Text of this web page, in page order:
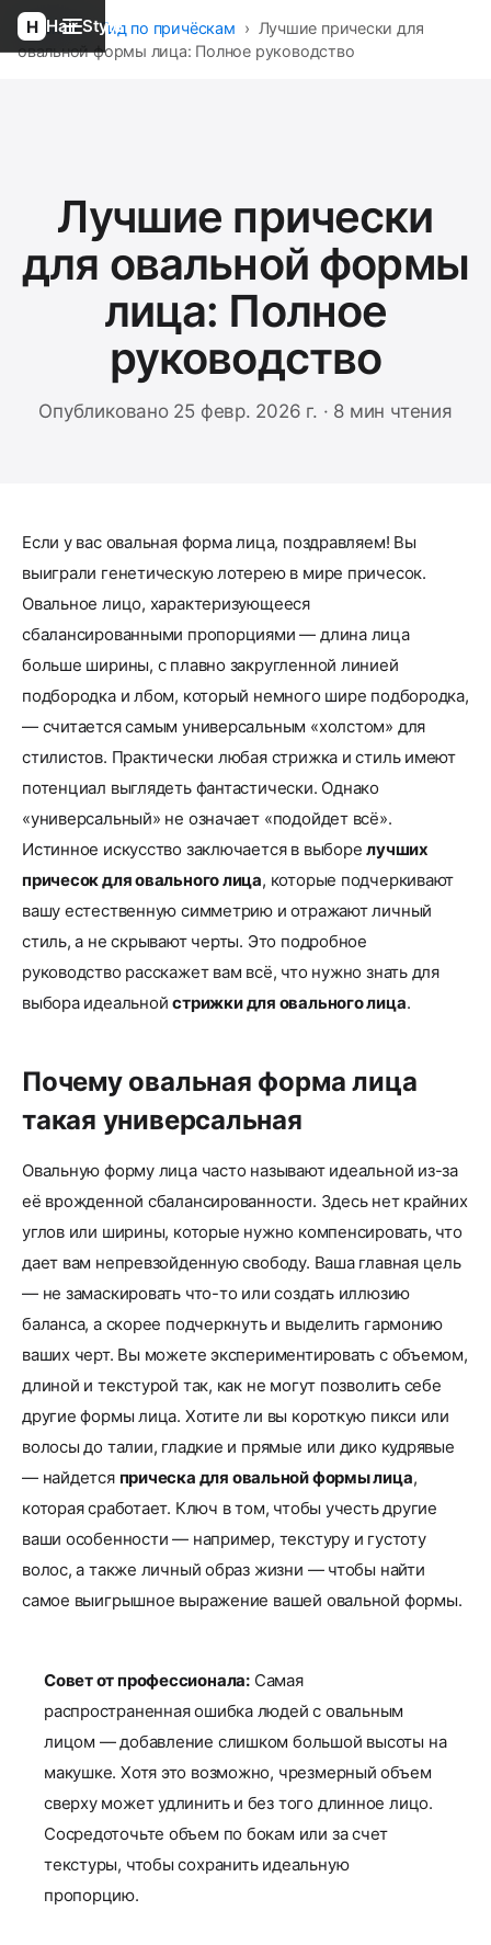
Hair Style
Главная › Гид по причёскам › Лучшие прически для
овальной формы лица: Полное руководство
Лучшие прически
для овальной формы
лица: Полное
руководство
Опубликовано 25 февр. 2026 г. · 8 мин чтения
Если у вас овальная форма лица, поздравляем! Вы
выиграли генетическую лотерею в мире причесок.
Овальное лицо, характеризующееся
сбалансированными пропорциями — длина лица
больше ширины, с плавно закругленной линией
подбородка и лбом, который немного шире подбородка,
— считается самым универсальным «холстом» для
стилистов. Практически любая стрижка и стиль имеют
потенциал выглядеть фантастически. Однако
«универсальный» не означает «подойдет всё».
Истинное искусство заключается в выборелучших
причесок для овального лица, которые подчеркивают
вашу естественную симметрию и отражают личный
стиль, а не скрывают черты. Это подробное
руководство расскажет вам всё, что нужно знать для
выбора идеальнойстрижки для овального лица.
Почему овальная форма лица
такая универсальная
Овальную форму лица часто называют идеальной из-за
её врожденной сбалансированности. Здесь нет крайних
углов или ширины, которые нужно компенсировать, что
дает вам непревзойденную свободу. Ваша главная цель
— не замаскировать что-то или создать иллюзию
баланса, а скорее подчеркнуть и выделить гармонию
ваших черт. Вы можете экспериментировать с объемом,
длиной и текстурой так, как не могут позволить себе
другие формы лица. Хотите ли вы короткую пикси или
волосы до талии, гладкие и прямые или дико кудрявые
— найдется прическа для овальной формы лица,
которая сработает. Ключ в том, чтобы учесть другие
ваши особенности — например, текстуру и густоту
волос, а также личный образ жизни — чтобы найти
самое выигрышное выражение вашей овальной формы.
Совет от профессионала:Самая
распространенная ошибка людей с овальным
лицом — добавление слишком большой высоты на
макушке. Хотя это возможно, чрезмерный объем
сверху может удлинить и без того длинное лицо.
Сосредоточьте объем по бокам или за счет
текстуры, чтобы сохранить идеальную
пропорцию.